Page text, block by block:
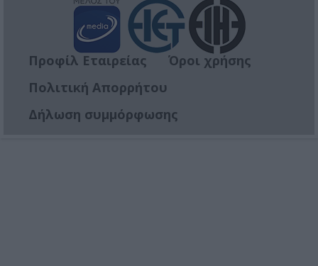
Προφίλ Εταιρείας
Όροι χρήσης
Πολιτική Απορρήτου
Δήλωση συμμόρφωσης